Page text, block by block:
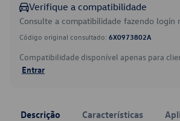
Verifique a compatibilidade
Consulte a compatibilidade fazendo login
Código original consultado: 6X0973802A
Compatibilidade disponível apenas para
Entrar
Descrição Características